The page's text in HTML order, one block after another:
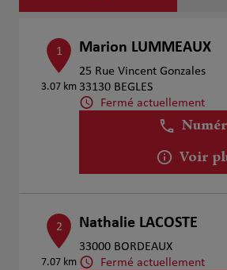
1
3.07 km
Marion LUMMEAUX
25 Rue Vincent Gonzales
33130 BEGLES
Fermé actuellement
Voir
2
7.07 km
Nathalie LACOSTE
33000 BORDEAUX
Fermé actuellement